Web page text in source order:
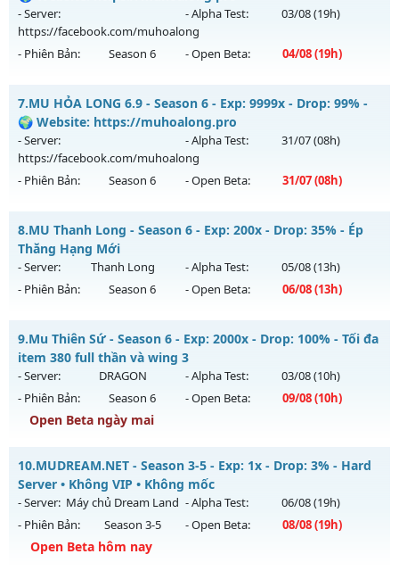
https://facebook.com/muhoalongvào 08h ngày
07/08/2626
Exp: 9999x - Drop: 99%
Thể loại: Mu Nguyên bản Webzen
Antihack: XShield
- Server:
https://facebook.com/muhoalong
- Alpha Test: 03/08(19h)
- Phiên Bản: Season 6 - Open Beta: 04/08(19h)
MU HỎA LONG 6.9 - 🌍 Website: https://muhoalong.pro
Mu mới ra tháng 08 2026 - Mở máy chủ
https://facebook.com/muhoalongvào 19h ngày
04/08/2626
Exp: 9999x - Drop: 20%
Thể loại: Mu Nguyên bản Webzen
Antihack: XShield
7.MU HỎA LONG 6.9 - Season 6 - Exp: 9999x - Drop: 99% -
🌍 Website: https://muhoalong.pro
- Server:
https://facebook.com/muhoalong
- Alpha Test: 31/07(08h)
- Phiên Bản: Season 6 - Open Beta: 31/07(08h)
MU HỎA LONG 6.9 - 🌍 Website: https://muhoalong.pro
Mu mới ra tháng 07 2026 - Mở máy chủ
https://facebook.com/muhoalongvào 08h ngày
31/07/2626
Kiểu reset: Non Reset
Thể loại: Mu Nguyên bản Webzen
Antihack: Xshiel
8.MU Thanh Long - Season 6 - Exp: 200x - Drop: 35% - Ép
Thăng Hạng Mới
- Server: Thanh Long - Alpha Test: 05/08(13h)
- Phiên Bản:
Season 6 - Open Beta: 06/08(13h)
MU Thanh Long - Ép Thăng Hạng Mới
Mu mới ra tháng 08 2026 - Mở máy chủ
13h ngày 06/08/2626
Exp: 200x - Drop: 35%
Kiểu reset: Reset In Game
Antihack: CheatGuard
9.Mu Thiên Sứ - Season 6 - Exp: 2000x - Drop: 100% - Tối đa
item 380 full thần và wing 3
- Server: DRAGON - Alpha Test: 03/08(10h)
- Phiên Bản:
Season 6 - Open Beta: 09/08(10h)
Open Beta ngày mai
Mu mới ra tháng 08 2026 - Mở máy chủ
ngày 09/08/2626
Exp: 2000x - Drop: 100%
Kiểu reset: Reset In Game
10.MUDREAM.NET - Season 3-5 - Exp: 1x - Drop: 3% - Hard
Server • Không VIP • Không mốc
- Server: Máy chủ Dream Land - Alpha Test: 06/08(19h)
- Phiên Bản:
Season 3-5 - Open Beta: 08/08(19h)
Open Beta hôm nay